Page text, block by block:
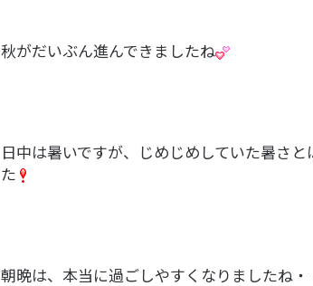
秋がだいぶん進んできましたね
日中は暑いですが、じめじめしていた暑さ
た
朝晩は、本当に過ごしやすくなりましたね・